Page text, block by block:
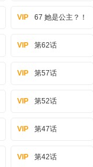
VIP 67 她是公主？！
VIP 第62话
VIP 第57话
VIP 第52话
VIP 第47话
VIP 第42话